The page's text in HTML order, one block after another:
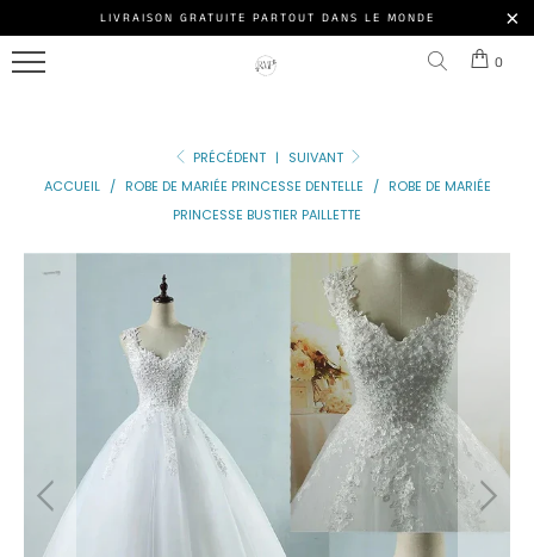
LIVRAISON GRATUITE PARTOUT DANS LE MONDE
Menu
ROBE
DE
PRINCESSE
PRINCESSE
DE
LUXE
CLIENTES
Connexion
S'inscrire
0
PRÉCÉDENT |
SUIVANT
ACCUEIL / ROBE DE MARIÉE PRINCESSE DENTELLE / ROBE DE MARIÉE
PRINCESSE BUSTIER PAILLETTE